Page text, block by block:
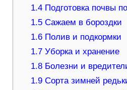
1.4 Подготовка почвы
1.5 Сажаем в бороздки
1.6 Полив и подкормки
1.7 Уборка и хранение
1.8 Болезни и
1.9 Сорта зимней